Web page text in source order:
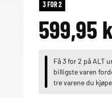
3 FOR 2
599,95
Få 3 for 2 på ALT
billigste varen
tre varene du